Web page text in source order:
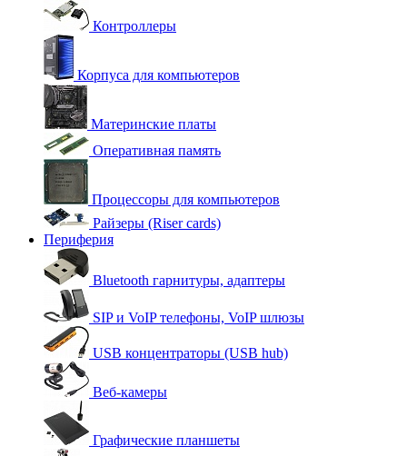
Контроллеры
Корпуса для компьютеров
Материнские платы
Оперативная память
Процессоры для компьютеров
Райзеры (Riser cards)
Периферия
Bluetooth гарнитуры, адаптеры
SIP и VoIP телефоны, VoIP шлюзы
USB концентраторы (USB hub)
Веб-камеры
Графические планшеты